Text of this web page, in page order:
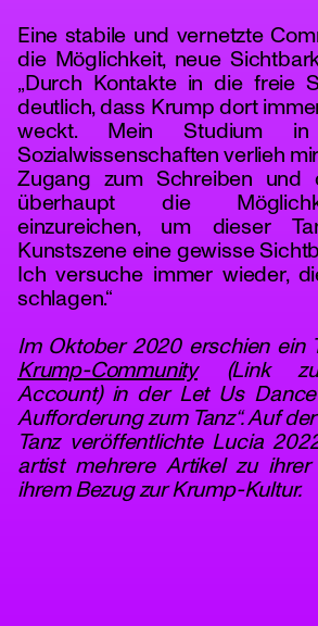
Eine stabile und vernetzte
die Möglichkeit, neue
„Durch Kontakte in die freie
deutlich, dass Krump dort
weckt. Mein Studium
Sozialwissenschaften verlieh
Zugang zum Schreiben und
überhaupt die
einzureichen, um dieser
Kunstszene eine gewisse
Ich versuche immer wieder,
schlagen.“
Im Oktober 2020 erschien ein
Krump-Community(Link
Account) in der Let Us
Aufforderung zum Tanz“. Auf
Tanz veröffentlichte Lucia
artist mehrere Artikel zu ihrer
ihrem Bezug zur Krump-Kultur.